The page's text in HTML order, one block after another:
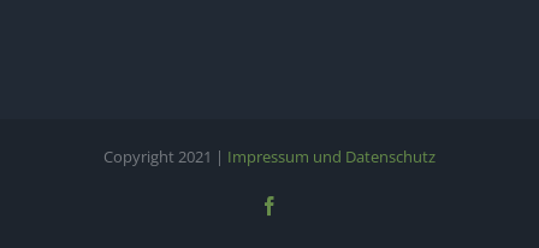
Copyright 2021 | Impressum und Datenschutz